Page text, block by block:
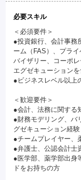
必要スキル
＜必須要件＞
●投資銀行、会計事務
ーム（FAS）、プラ
バイザリー、コーポ
エグゼキューション
●ビジネスレベル以上
＜歓迎要件＞
●会計、法務に関する
●財務モデリング、バ
グゼキューション経験
●チームプレイヤー、
●弁護士、公認会計士
●医学部、薬学部出身
ドをお持ちの方